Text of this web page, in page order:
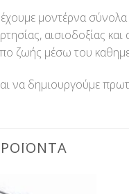
μοντέρνα
αισιοδοξίας
ζωής μέσω του
να δημιουργούμε